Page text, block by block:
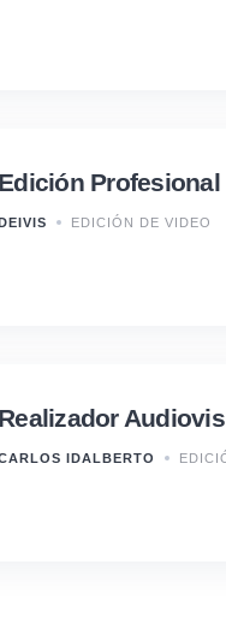
Edición
EDICIÓN DE VIDEO
Realizador
IDALBERTO